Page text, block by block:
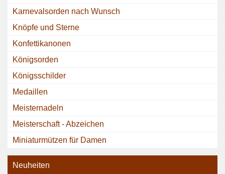
Karnevalsorden nach Wunsch
Knöpfe und Sterne
Konfettikanonen
Königsorden
Königsschilder
Medaillen
Meisternadeln
Meisterschaft - Abzeichen
Miniaturmützen für Damen
Neuheiten